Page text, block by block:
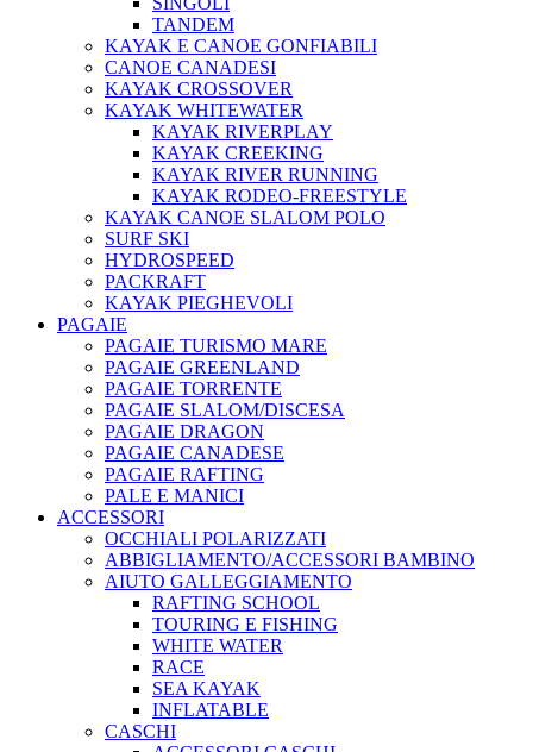
TANDEM
KAYAK E CANOE GONFIABILI
CANOE CANADESI
KAYAK CROSSOVER
KAYAK WHITEWATER
KAYAK RIVERPLAY
KAYAK CREEKING
KAYAK RIVER RUNNING
KAYAK RODEO-FREESTYLE
KAYAK CANOE SLALOM POLO
SURF SKI
HYDROSPEED
PACKRAFT
KAYAK PIEGHEVOLI
PAGAIE
PAGAIE TURISMO MARE
PAGAIE GREENLAND
PAGAIE TORRENTE
PAGAIE SLALOM/DISCESA
PAGAIE DRAGON
PAGAIE CANADESE
PAGAIE RAFTING
PALE E MANICI
ACCESSORI
OCCHIALI POLARIZZATI
ABBIGLIAMENTO/ACCESSORI BAMBINO
AIUTO GALLEGGIAMENTO
RAFTING SCHOOL
TOURING E FISHING
WHITE WATER
RACE
SEA KAYAK
INFLATABLE
CASCHI